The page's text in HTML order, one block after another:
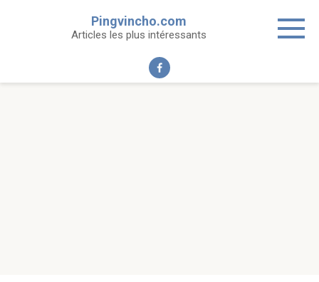
Pingvincho.com
Articles les plus intéressants